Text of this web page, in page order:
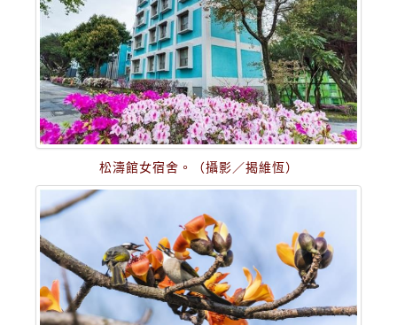
松濤館女宿舍。（攝影／揭維恆）